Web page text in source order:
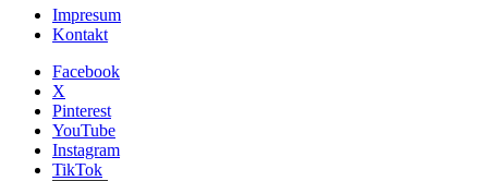
Impresum
Kontakt
Facebook
X
Pinterest
YouTube
Instagram
TikTok